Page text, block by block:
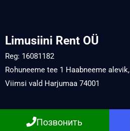
Limusiini Rent OÜ
Reg: 16081182
Rohuneeme tee 1 Haabneeme alevik,
Viimsi vald Harjumaa 74001
Позвонить